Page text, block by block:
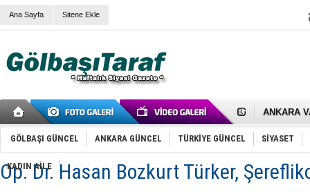
Ana Sayfa Sitene Ekle
Cemal
Samet
FAİZ
OLİMPİK
SÖZ
GÖLBAŞI GÜNCEL ANKARA GÜNCEL TÜRKİYE GÜNCEL SİYASET
KADIN AİLE
Op. Dr. Hasan Bozkurt Türker,